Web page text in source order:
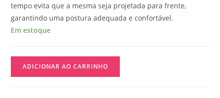
tempo evita que a mesma seja projetada para frente,
garantindo uma postura adequada e confortável.
Em estoque
ADICIONAR AO CARRINHO